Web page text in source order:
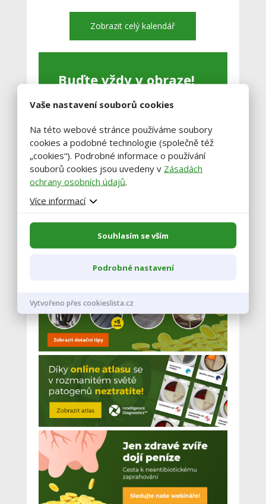
Zobrazit celý kalendář
Buďte vždy v obraze!
Zadejte váš email a my vám občas
článků.
Vaše nastavení souborů cookies
Na této webové stránce používáme soubory
cookies a podobné technologie (společně též
„cookies“). Podrobné informace o používání
souborů cookies jsou uvedeny v Zásadách
ochrany osobních údajů.
Více informací
Souhlasím se vším
Podrobné nastavení
Vytvořeno přes cookieslista.cz